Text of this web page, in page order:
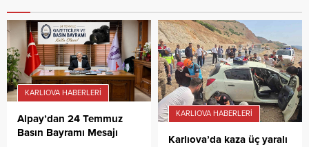
KARLIOVA HABERLERI
Alpay’dan 24 Temmuz
Basın Bayramı Mesajı
KARLIOVA HABERLERI
Karlıova’da kaza üç yaralı